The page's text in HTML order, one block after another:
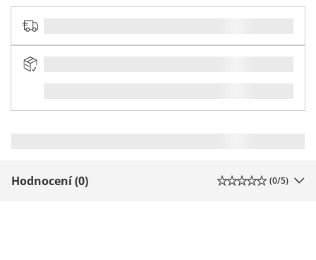
Hodnocení (0) (0/5)